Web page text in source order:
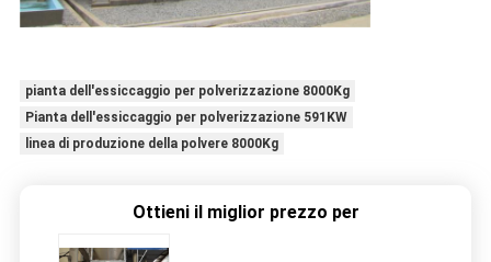
pianta dell'essiccaggio per polverizzazione 8000Kg
Pianta dell'essiccaggio per polverizzazione 591KW
linea di produzione della polvere 8000Kg
Ottieni il miglior prezzo per